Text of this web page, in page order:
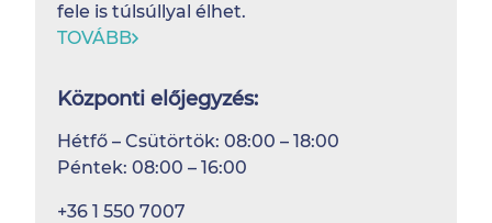
fele is túlsúllyal élhet.
TOVÁBB
Központi előjegyzés:
Hétfő – Csütörtök: 08:00 – 18:00
Péntek: 08:00 – 16:00
+36 1 550 7007